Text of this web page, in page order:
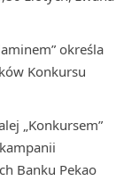
określa
Konkursu
„Konkursem”
Banku Pekao